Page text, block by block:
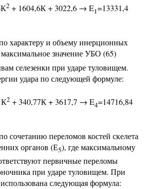
2 + 1604,6К + 3022,6 → E1=13331,4
характеру и объему инерционных
максимальное значение УБО (65)
селезенки при ударе туловищем.
удара по следующей формуле:
2 + 340,77К + 3617,7 → E4=14716,84
сочетанию переломов костей скелета
органов (Е5), где максимальному
первичные переломы
при ударе туловищем. При
следующая формула: